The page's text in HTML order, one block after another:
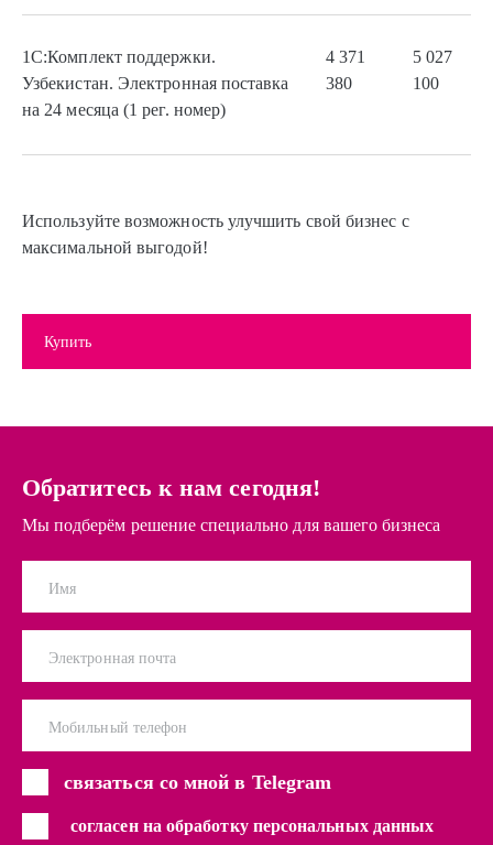
1С:Комплект поддержки.
Узбекистан. Электронная поставка
на 24 месяца (1 рег. номер)
4 371
380
5 027
100
Используйте возможность улучшить свой бизнес с
максимальной выгодой!
Купить
Обратитесь к нам сегодня!
Мы подберём решение специально для вашего бизнеса
Имя
Электронная почта
Мобильный телефон
связаться со мной в Telegram
согласен на обработку персональных данных